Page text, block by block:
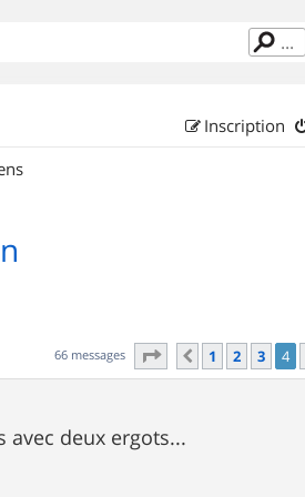
Inscription
66 messages Page sur7
Précédent
1 2 3 4
deux ergots...